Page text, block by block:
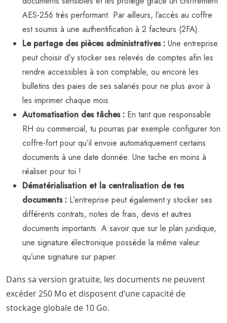
AES-256 très performant. Par ailleurs, l’accès au coffre
est soumis à une authentification à 2 facteurs (2FA).
Le partage des pièces administratives : Une entreprise
peut choisir d’y stocker ses relevés de comptes afin les
rendre accessibles à son comptable, ou encore les
bulletins des paies de ses salariés pour ne plus avoir à
les imprimer chaque mois.
Automatisation des tâches : En tant que responsable
RH ou commercial, tu pourras par exemple configurer ton
coffre-fort pour qu’il envoie automatiquement certains
documents à une date donnée. Une tache en moins à
réaliser pour toi !
Dématérialisation et la centralisation de tes
documents : L’entreprise peut également y stocker ses
différents contrats, notes de frais, devis et autres
documents importants. A savoir que sur le plan juridique,
une signature électronique possède la même valeur
qu’une signature sur papier.
Dans sa version gratuite, les documents ne peuvent
excéder 250 Mo et disposent d’une capacité de
stockage globale de 10 Go.